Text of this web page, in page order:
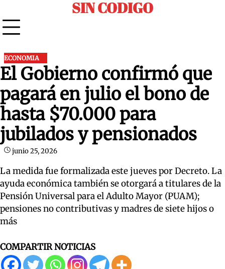
to
content
SIN CODIGO
ECONOMIA
El Gobierno confirmó que
pagará en julio el bono de
hasta $70.000 para
jubilados y pensionados
junio 25, 2026
La medida fue formalizada este jueves por Decreto. La
ayuda económica también se otorgará a titulares de la
Pensión Universal para el Adulto Mayor (PUAM);
pensiones no contributivas y madres de siete hijos o
más
COMPARTIR NOTICIAS